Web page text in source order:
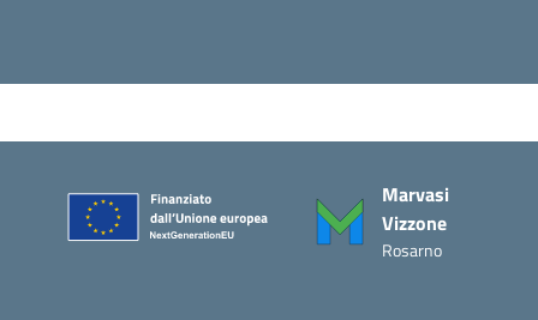
Marvasi
Vizzone
Rosarno